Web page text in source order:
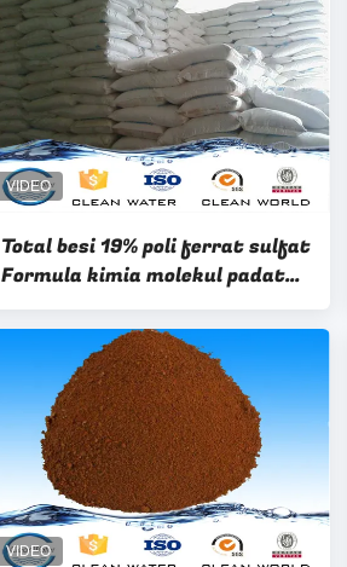
Total besi 19% poli ferrat sulfat
Formula kimia molekul padat
Fe2O12S3